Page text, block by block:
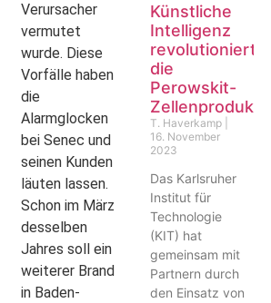
Verursacher
vermutet
wurde. Diese
Vorfälle haben
die
Alarmglocken
bei Senec und
seinen Kunden
läuten lassen.
Schon im März
desselben
Jahres soll ein
weiterer Brand
in Baden-
Künstliche
Intelligenz
revolutioniert
die
Perowskit-
T. Haverkamp
16. November
2023
Das Karlsruher
Institut für
Technologie
(KIT) hat
gemeinsam mit
Partnern durch
den Einsatz von